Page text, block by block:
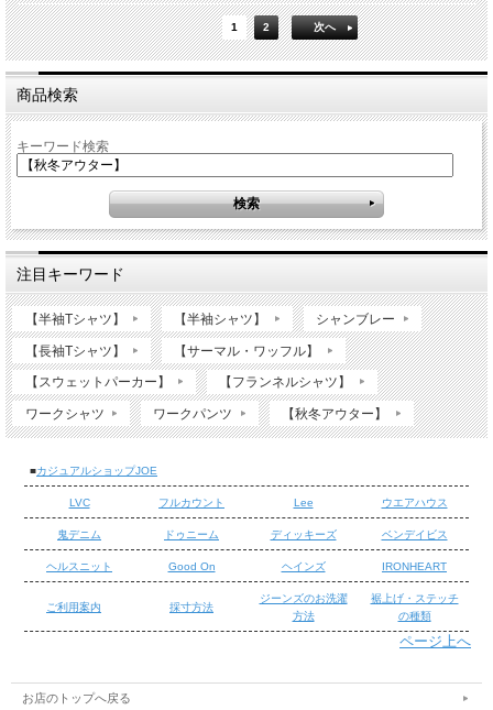
1 2 次へ
商品検索
キーワード検索
注目キーワード
【半袖Tシャツ】 【半袖シャツ】 シャンブレー
【長袖Tシャツ】 【サーマル・ワッフル】
【スウェットパーカー】 【フランネルシャツ】
ワークシャツ ワークパンツ 【秋冬アウター】
■カジュアルショップJOE
LVC フルカウント Lee ウエアハウス
鬼デニム ドゥニーム ディッキーズ ベンデイビス
ヘルスニット Good On ヘインズ IRONHEART
ご利用案内 採寸方法
ジーンズのお洗濯
方法
裾上げ・ステッチ
の種類
ページ上へ
/お店のトップへ戻る